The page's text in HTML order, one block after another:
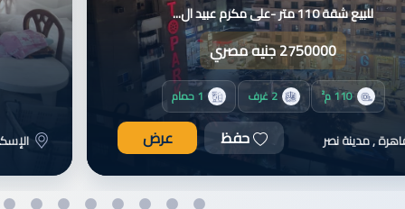
مدينه 6 اكتوبر الحي ال 11 كمبوند ال...
4500000 جنيه مصري
2 حمام 3 غرف 170 م²
, 6 أكتوبر عرض